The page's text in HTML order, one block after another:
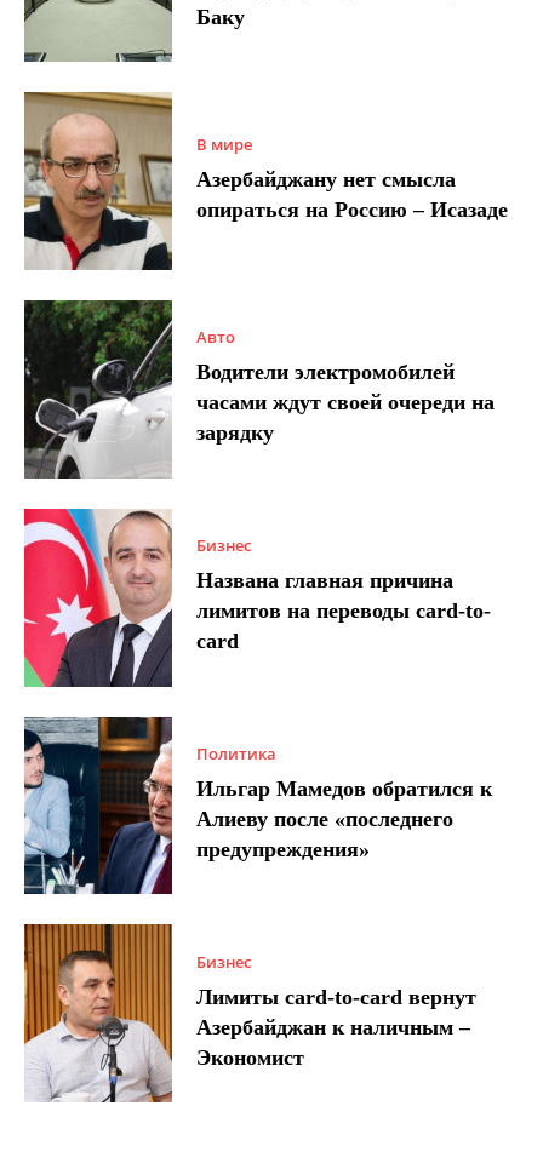
Баку
В мире
Азербайджану нет смысла
опираться на Россию – Исазаде
Авто
Водители электромобилей
часами ждут своей очереди на
зарядку
Бизнес
Названа главная причина
лимитов на переводы card-to-
card
Политика
Ильгар Мамедов обратился к
Алиеву после «последнего
предупреждения»
Бизнес
Лимиты card-to-card вернут
Азербайджан к наличным –
Экономист